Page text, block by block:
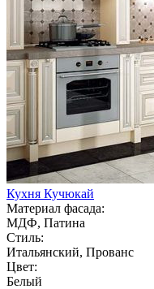
Кухня Кучюкай
Материал фасада:
МДФ, Патина
Стиль:
Итальянский, Прованс
Цвет:
Белый